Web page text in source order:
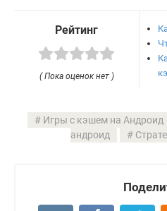
Рейтинг
( Пока оценок нет )
Игры с кэшем на Андроид
андроид